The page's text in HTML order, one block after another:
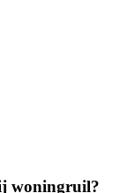
woningruil?